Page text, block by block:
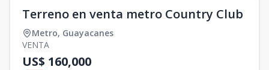
Terreno en venta metro Country Club
Metro, Guayacanes
VENTA
US$ 160,000